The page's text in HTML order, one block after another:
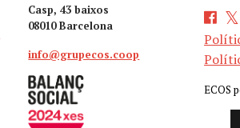
Casp, 43 baixos
08010 Barcelona
info@grupecos.coop
ECOS